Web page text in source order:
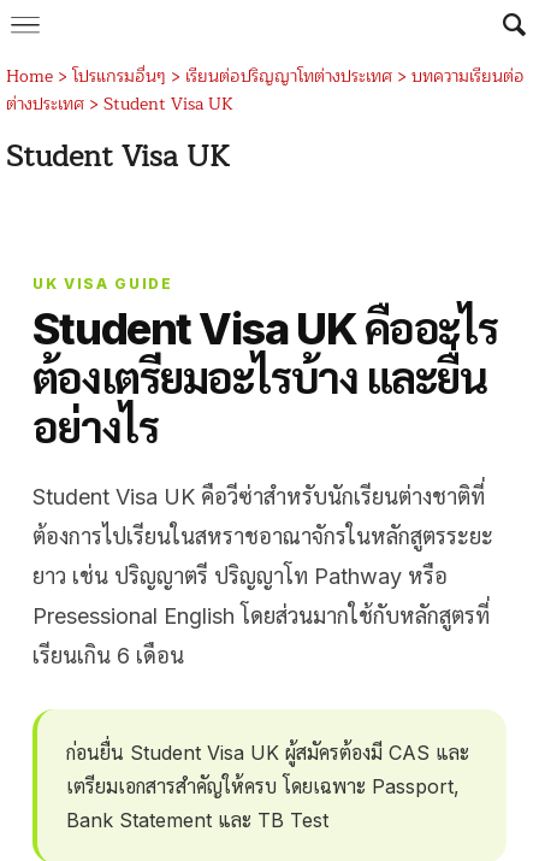
Home> โปรแกรมอื่นๆ > เรียนต่อปริญญาโทต่างประเทศ> บทความเรียนต่อ
ต่างประเทศ> Student Visa UK
Student Visa UK
UK VISA GUIDE
Student Visa UK คืออะไร
ต้องเตรียมอะไรบ้าง และยื่น
อย่างไร
Student Visa UK คือวีซ่าสำหรับนักเรียนต่างชาติที่
ต้องการไปเรียนในสหราชอาณาจักรในหลักสูตรระยะ
ยาว เช่น ปริญญาตรี ปริญญาโท Pathway หรือ
Presessional English โดยส่วนมากใช้กับหลักสูตรที่
เรียนเกิน 6 เดือน
ก่อนยื่น Student Visa UK ผู้สมัครต้องมี CAS และ
เตรียมเอกสารสำคัญให้ครบ โดยเฉพาะ Passport,
Bank Statement และ TB Test